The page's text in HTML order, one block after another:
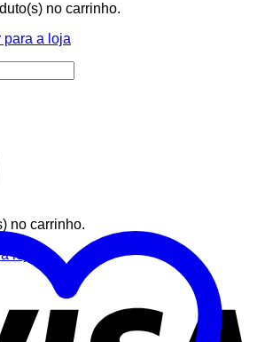
no carrinho.
para a loja
no carrinho.
loja